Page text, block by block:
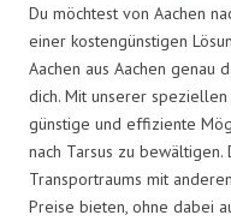
Du möchtest von Aachen
einer kostengünstigen
Aachen aus Aachen genau
dich. Mit unserer
günstige und effiziente
nach Tarsus zu
Transportraums mit
Preise bieten, ohne dabei